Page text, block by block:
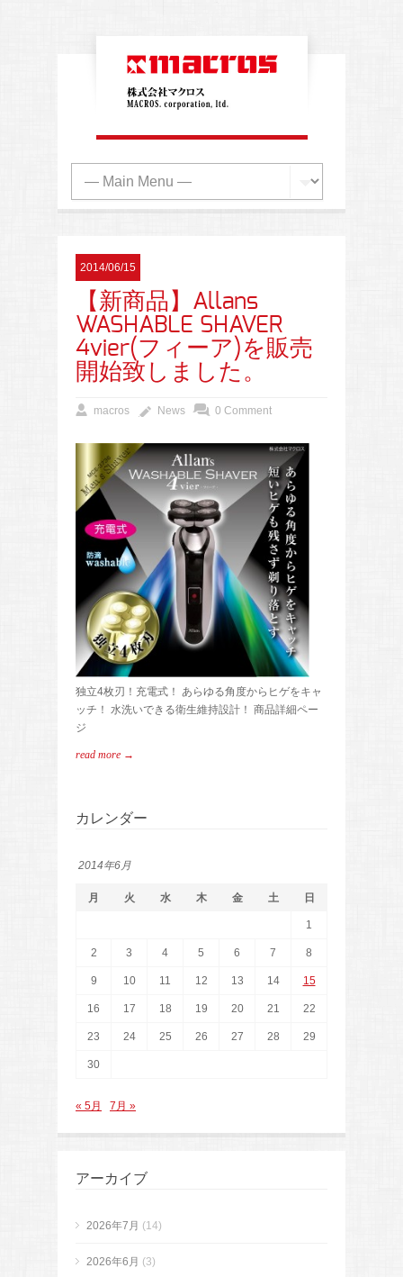
2014/06/15
【新商品】Allans
WASHABLE SHAVER
4vier(フィーア)を販売
開始致しました。
macros News 0 Comment
独立4枚刃！充電式！ あらゆる角度からヒゲをキャ
ッチ！ 水洗いできる衛生維持設計！ 商品詳細ペー
ジ
read more →
カレンダー
2014年6月
月 火 水 木 金 土 日
1
2 3 4 5 6 7 8
9 10 11 12 13 14 15
16 17 18 19 20 21 22
23 24 25 26 27 28 29
30
« 5月 7月 »
アーカイブ
2026年7月 (14)
2026年6月 (3)